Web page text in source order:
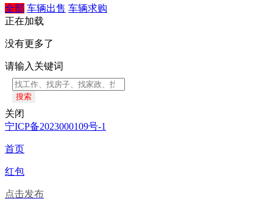
全部 车辆出售 车辆求购
正在加载
没有更多了
请输入关键词
搜索
关闭
宁ICP备2023000109号-1
首页
红包
点击发布